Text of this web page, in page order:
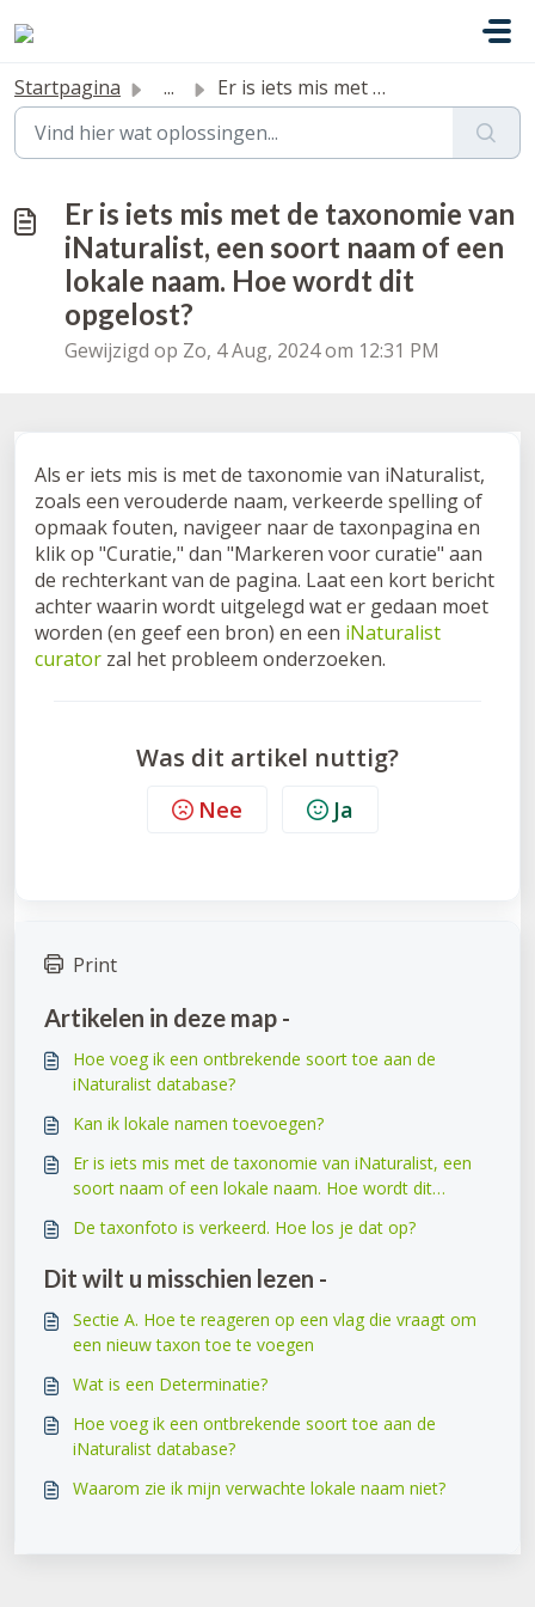
Startpagina ... Er is iets mis met de taxonomie van iNaturalist, een soor...
Er is iets mis met de taxonomie van
iNaturalist, een soort naam of een
lokale naam. Hoe wordt dit
opgelost?
Gewijzigd op Zo, 4 Aug, 2024 om 12:31 PM
Als er iets mis is met de taxonomie van iNaturalist,
zoals een verouderde naam, verkeerde spelling of
opmaak fouten, navigeer naar de taxonpagina en
klik op "Curatie," dan "Markeren voor curatie" aan
de rechterkant van de pagina. Laat een kort bericht
achter waarin wordt uitgelegd wat er gedaan moet
worden (en geef een bron) en een iNaturalist
curator zal het probleem onderzoeken.
Was dit artikel nuttig?
Nee Ja
Print
Artikelen in deze map -
Hoe voeg ik een ontbrekende soort toe aan de
iNaturalist database?
Kan ik lokale namen toevoegen?
Er is iets mis met de taxonomie van iNaturalist, een
soort naam of een lokale naam. Hoe wordt dit
De taxonfoto is verkeerd. Hoe los je dat op?
Dit wilt u misschien lezen -
Sectie A. Hoe te reageren op een vlag die vraagt om
een nieuw taxon toe te voegen
Wat is een Determinatie?
Hoe voeg ik een ontbrekende soort toe aan de
iNaturalist database?
Waarom zie ik mijn verwachte lokale naam niet?